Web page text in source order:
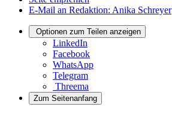
E-Mail an Redaktion: Anika Schreyer
Optionen zum Teilen anzeigen
LinkedIn
Facebook
WhatsApp
Telegram
Threema
Zum Seitenanfang